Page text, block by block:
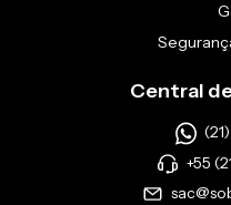
Central
+55